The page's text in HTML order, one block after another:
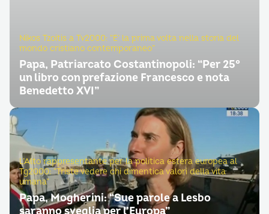
Nikos Tzoitis a Tv2000: “E’ la prima volta nella storia del
mondo cristiano contemporaneo”
Papa, Patriarcato Costantinopoli: “Per 25°
un libro con prefazione Francesco e nota
Benedetto XVI”
L’Alto rappresentante per la politica estera europea al
Tg2000: “Triste vedere chi dimentica valori della vita
umana”
Papa, Mogherini: “Sue parole a Lesbo